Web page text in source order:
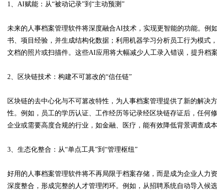
1、AI赋能：从“被动记录”到“主动预测”
未来的人事档案管理软件将深度融合AI技术，实现更智能的功能。例
书、项目经验，并生成结构化数据；利用机器学习分析员工行为模式
文档的照片或扫描件。这些AI应用将大幅减少人工录入错误，提升档
2、区块链技术：构建不可篡改的“信任链”
区块链的去中心化与不可篡改特性，为人事档案管理提供了新的解决
性。例如，员工的学历认证、工作经历等记录经区块链存证后，任何
企业或需要高度合规的行业，如金融、医疗，能有效降低背景调查成
3、生态化整合：从“单点工具”到“管理枢纽”
好用的人事档案管理软件将不再局限于档案存储，而是成为企业人力
深度整合，形成完整的人才管理闭环。例如，从招聘系统自动导入候